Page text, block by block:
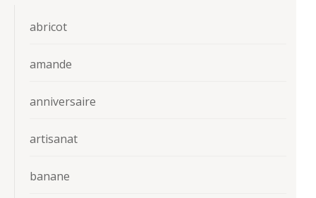
abricot
amande
anniversaire
artisanat
banane